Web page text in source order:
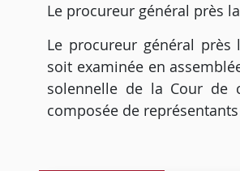
Le procureur général près
Le procureur général
soit examinée en
solennelle de la Cour de
composée de